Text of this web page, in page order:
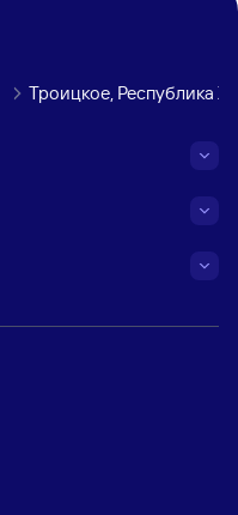
Троицкое, Республика